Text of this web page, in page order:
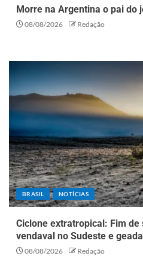
Morre na Argentina o pai do
08/08/2026 Redação
BRASIL NOTÍCIAS
Ciclone extratropical: Fim
vendaval no Sudeste e
08/08/2026 Redação